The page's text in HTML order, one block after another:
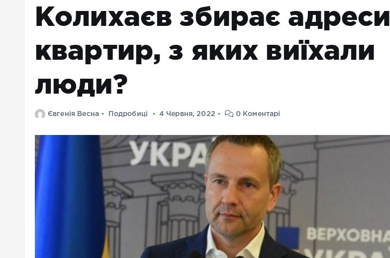
Колихаєв збирає адреси
квартир, з яких виїхали
люди?
Євгенія Весна Подробиці 4 Червня, 2022 0 Коментарі